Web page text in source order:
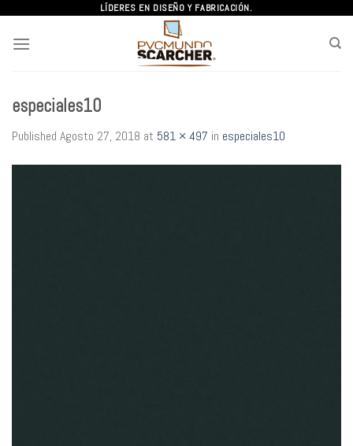
content
LÍDERES EN DISEÑO Y FABRICACIÓN.
especiales10
Published Agosto 27, 2018 at 581 × 497 in especiales10